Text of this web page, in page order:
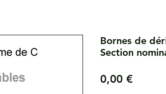
Bornes de
Section
0,00 €Prix